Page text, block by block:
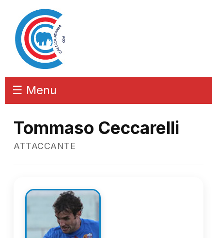
☰ Menu
Tommaso Ceccarelli
ATTACCANTE